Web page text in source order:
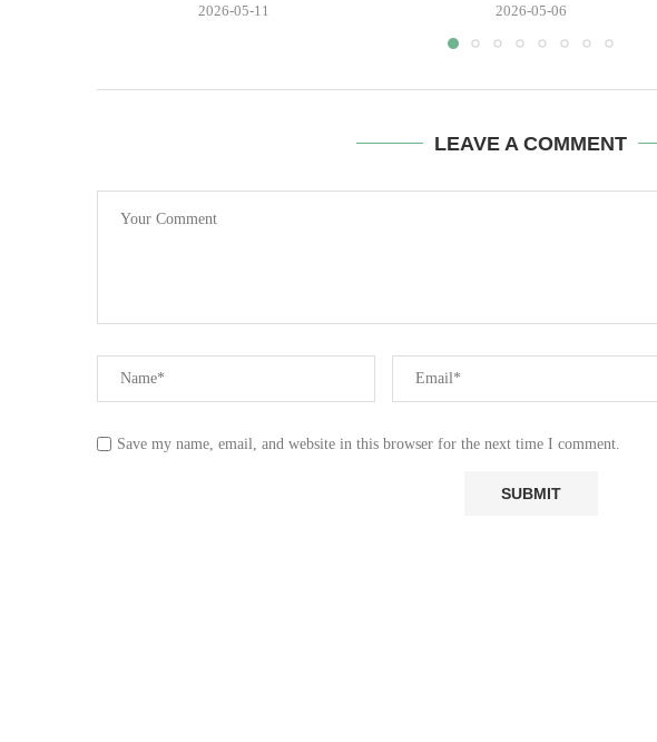
2026-05-11 2026-05-06
LEAVE A COMMENT
Save my name, email, and website in this browser for the next time I comment.